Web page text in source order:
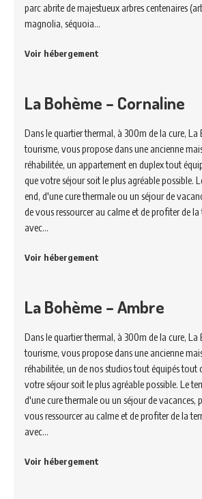
parc abrite de majestueux arbres centenaires
magnolia, séquoia…
Voir hébergement
La Bohème – Cornaline
Dans le quartier thermal, à 300m de la cure, La
tourisme, vous propose dans une ancienne
réhabilitée, un appartement en duplex tout
que votre séjour soit le plus agréable possible.
end, d'une cure thermale ou un séjour de
de vous ressourcer au calme et de profiter de la
avec…
Voir hébergement
La Bohème – Ambre
Dans le quartier thermal, à 300m de la cure, La
tourisme, vous propose dans une ancienne
réhabilitée, un de nos studios tout équipés
votre séjour soit le plus agréable possible. Le
d'une cure thermale ou un séjour de vacances,
vous ressourcer au calme et de profiter de la
avec…
Voir hébergement